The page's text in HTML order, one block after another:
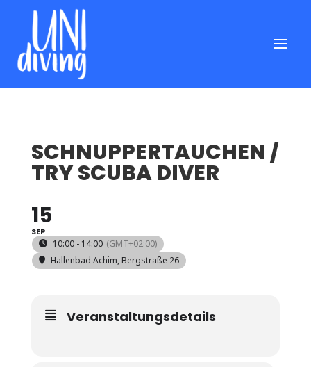
SCHNUPPERTAUCHEN /
TRY SCUBA DIVER
15
SEP
10:00 - 14:00 (GMT+02:00)
Hallenbad Achim, Bergstraße 26
Veranstaltungsdetails